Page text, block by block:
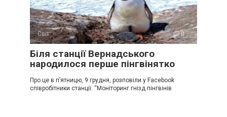
Світ 0
Біля станції Вернадського
народилося перше пінгвінятко
Про це в п’ятницю, 9 грудня, розповіли у Facebook
співробітники станції. “Моніторинг гнізд пінгвінів